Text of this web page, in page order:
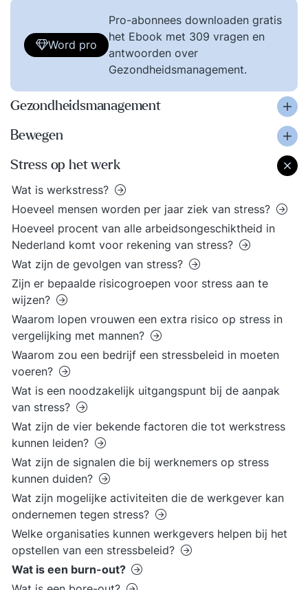
Word pro
Pro-abonnees downloaden gratis
het Ebook met 309 vragen en
antwoorden over
Gezondheidsmanagement.
Gezondheidsmanagement
Bewegen
Stress op het werk
Wat is werkstress?
Hoeveel mensen worden per jaar ziek van stress?
Hoeveel procent van alle arbeidsongeschiktheid in
Nederland komt voor rekening van stress?
Wat zijn de gevolgen van stress?
Zijn er bepaalde risicogroepen voor stress aan te
wijzen?
Waarom lopen vrouwen een extra risico op stress in
vergelijking met mannen?
Waarom zou een bedrijf een stressbeleid in moeten
voeren?
Wat is een noodzakelijk uitgangspunt bij de aanpak
van stress?
Wat zijn de vier bekende factoren die tot werkstress
kunnen leiden?
Wat zijn de signalen die bij werknemers op stress
kunnen duiden?
Wat zijn mogelijke activiteiten die de werkgever kan
ondernemen tegen stress?
Welke organisaties kunnen werkgevers helpen bij het
opstellen van een stressbeleid?
Wat is een burn-out?